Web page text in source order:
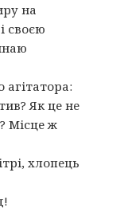
на
своєю
Як це не
Місце ж
хлопець